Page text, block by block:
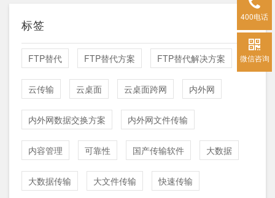
标签
FTP替代 FTP替代方案 FTP替代解决方案
云传输 云桌面 云桌面跨网 内外网
内外网数据交换方案 内外网文件传输
内容管理 可靠性 国产传输软件 大数据
大数据传输 大文件传输 快速传输
400电话
微信咨询